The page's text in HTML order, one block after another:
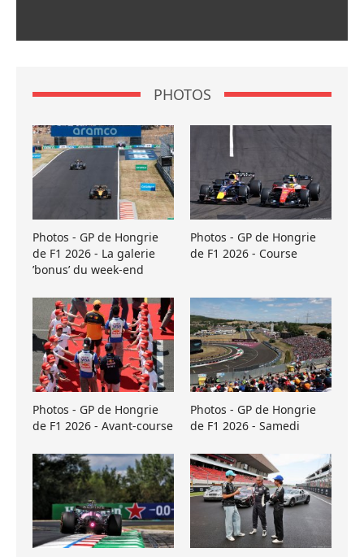
PHOTOS
Photos - GP de Hongrie
de F1 2026 - La galerie
’bonus’ du week-end
Photos - GP de Hongrie
de F1 2026 - Course
Photos - GP de Hongrie
de F1 2026 - Avant-course
Photos - GP de Hongrie
de F1 2026 - Samedi